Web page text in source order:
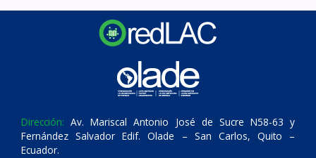
Dirección: Av. Mariscal Antonio José de Sucre N58-63 y
Fernández Salvador Edif. Olade – San Carlos, Quito –
Ecuador.